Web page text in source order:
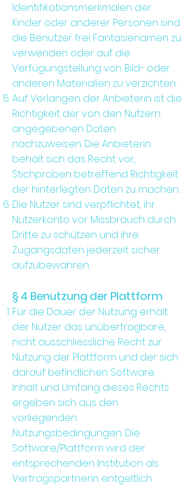
Identifikationsmerkmalen der
Kinder oder anderer Personen sind
die Benutzer frei Fantasienamen zu
verwenden oder auf die
Verfügungstellung von Bild- oder
anderen Materialien zu verzichten.
Auf Verlangen der Anbieterin ist die
Richtigkeit der von den Nutzern
angegebenen Daten
nachzuweisen. Die Anbieterin
behält sich das Recht vor,
Stichproben betreffend Richtigkeit
der hinterlegten Daten zu machen.
Die Nutzer sind verpflichtet, ihr
Nutzerkonto vor Missbrauch durch
Dritte zu schützen und ihre
Zugangsdaten jederzeit sicher
aufzubewahren.
§ 4 Benutzung der Plattform
Für die Dauer der Nutzung erhält
der Nutzer das unübertragbare,
nicht ausschliessliche Recht zur
Nutzung der Plattform und der sich
darauf befindlichen Software.
Inhalt und Umfang dieses Rechts
ergeben sich aus den
vorliegenden
Nutzungsbedingungen. Die
Software/Plattform wird der
entsprechenden Institution als
Vertragspartnerin entgeltlich